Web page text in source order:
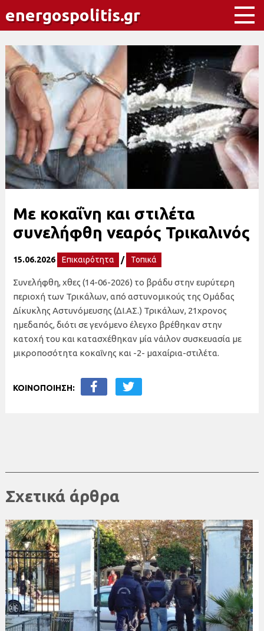
energospolitis.gr
Με κοκαΐνη και στιλέτα
συνελήφθη νεαρός Τρικαλινός
15.06.2026 Επικαιρότητα / Τοπικά
Συνελήφθη, χθες (14-06-2026) το βράδυ στην ευρύτερη
περιοχή των Τρικάλων, από αστυνομικούς της Ομάδας
Δίκυκλης Αστυνόμευσης (ΔΙ.ΑΣ.) Τρικάλων, 21χρονος
ημεδαπός, διότι σε γενόμενο έλεγχο βρέθηκαν στην
κατοχή του και κατασχέθηκαν μία νάιλον συσκευασία με
μικροποσότητα κοκαΐνης και -2- μαχαίρια-στιλέτα.
ΚΟΙΝΟΠΟΙΗΣΗ:
Σχετικά άρθρα